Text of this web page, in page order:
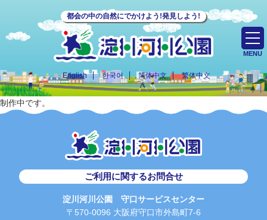
都会の中の自然にでかけよう!発見しよう!
English 한국어 简体中文 繁体中文
MENU
制作中です。
ご利用に関するお問合せ
淀川河川公園 守口サービスセンター
〒570-0096 大阪府守口市外島町7-6